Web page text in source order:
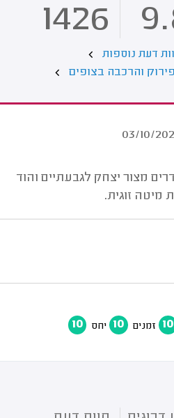
1426
דעת נוספות
והרכבה בצופים
03/10/
מצור יצחק לגבעתיים והוד
מיטה זוגית.
10 זמנים 10 יחס 10